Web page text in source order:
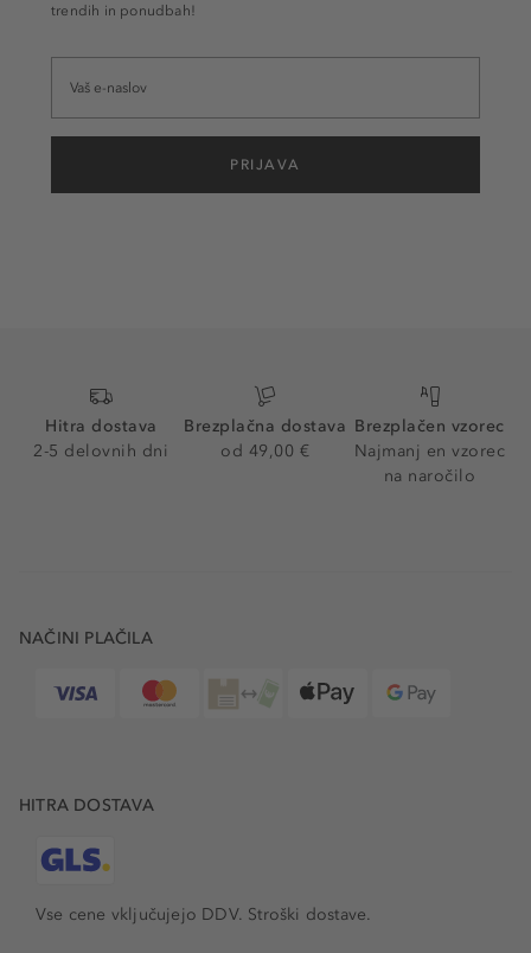
trendih in ponudbah!
PRIJAVA
Hitra dostava
2-5 delovnih dni
Brezplačna dostava
od 49,00 €
Brezplačen vzorec
Najmanj en vzorec
na naročilo
NAČINI PLAČILA
HITRA DOSTAVA
Vse cene vključujejo DDV. Stroški dostave.